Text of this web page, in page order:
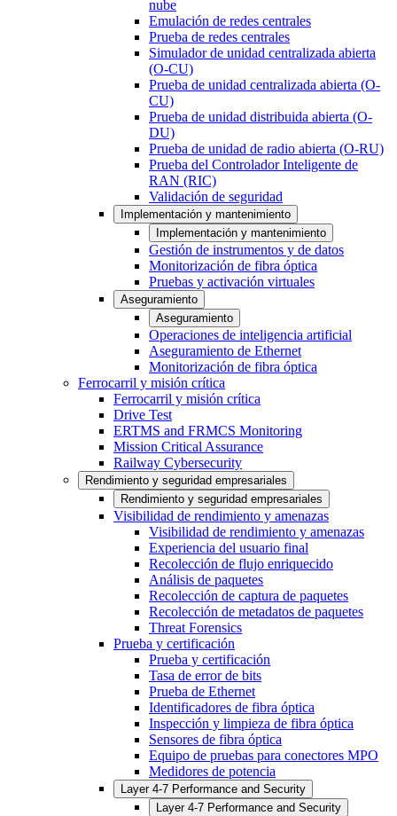
nube
Emulación de redes centrales
Prueba de redes centrales
Simulador de unidad centralizada abierta
(O-CU)
Prueba de unidad centralizada abierta (O-
CU)
Prueba de unidad distribuida abierta (O-
DU)
Prueba de unidad de radio abierta (O-RU)
Prueba del Controlador Inteligente de
RAN (RIC)
Validación de seguridad
Implementación y mantenimiento
Implementación y mantenimiento
Gestión de instrumentos y de datos
Monitorización de fibra óptica
Pruebas y activación virtuales
Aseguramiento
Aseguramiento
Operaciones de inteligencia artificial
Aseguramiento de Ethernet
Monitorización de fibra óptica
Ferrocarril y misión crítica
Ferrocarril y misión crítica
Drive Test
ERTMS and FRMCS Monitoring
Mission Critical Assurance
Railway Cybersecurity
Rendimiento y seguridad empresariales
Rendimiento y seguridad empresariales
Visibilidad de rendimiento y amenazas
Visibilidad de rendimiento y amenazas
Experiencia del usuario final
Recolección de flujo enriquecido
Análisis de paquetes
Recolección de captura de paquetes
Recolección de metadatos de paquetes
Threat Forensics
Prueba y certificación
Prueba y certificación
Tasa de error de bits
Prueba de Ethernet
Identificadores de fibra óptica
Inspección y limpieza de fibra óptica
Sensores de fibra óptica
Equipo de pruebas para conectores MPO
Medidores de potencia
Layer 4-7 Performance and Security
Layer 4-7 Performance and Security